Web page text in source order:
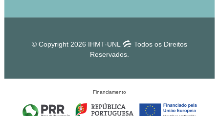
© Copyright 2026 IHMT-UNL
Todos os Direitos
Reservados.
Financiamento